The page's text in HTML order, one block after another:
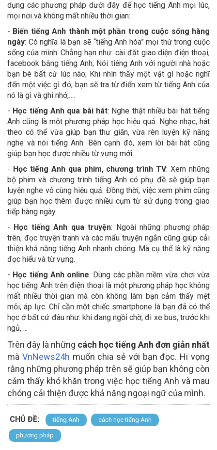
dụng các phương pháp dưới đây để học tiếng Anh mọi lúc,
mọi nơi và không mất nhiều thời gian:
- Biến tiếng Anh thành một phần trong cuộc sống hàng
ngày: Có nghĩa là bạn sẽ “tiếng Anh hóa” mọi thứ trong cuộc
sống của mình. Chẳng hạn như: cài đặt giao diện điện thoại,
facebook bằng tiếng Anh; Nói tiếng Anh với người nhà hoặc
bạn bè bất cứ lúc nào; Khi nhìn thấy một vật gì hoặc nghĩ
đến một việc gì đó, bạn sẽ tra từ điển xem từ tiếng Anh của
nó là gì và ghi nhớ,….
- Học tiếng Anh qua bài hát: Nghe thật nhiều bài hát tiếng
Anh cũng là một phương pháp học hiệu quả. Nghe nhạc, hát
theo có thể vừa giúp bạn thư giãn, vừa rèn luyện kỹ năng
nghe và nói tiếng Anh. Bên cạnh đó, xem lời bài hát cũng
giúp bạn học được nhiều từ vựng mới.
- Học tiếng Anh qua phim, chương trình TV: Xem những
bộ phim và chương trình tiếng Anh có phụ đề sẽ giúp bạn
luyện nghe vô cùng hiệu quả. Đồng thời, việc xem phim cũng
giúp bạn học thêm được nhiều cụm từ sử dụng trong giao
tiếp hàng ngày.
- Học tiếng Anh qua truyện: Ngoài những phương pháp
trên, đọc truyện tranh và các mẩu truyện ngắn cũng giúp cải
thiện khả năng tiếng Anh nhanh chóng. Mà cụ thể là kỹ năng
đọc hiểu và từ vựng.
- Học tiếng Anh online: Dùng các phần mềm vừa chơi vừa
học tiếng Anh trên điện thoại là một phương pháp học không
mất nhiều thời gian mà còn không làm bạn cảm thấy mệt
mỏi, áp lực. Chỉ cần một chiếc smartphone là bạn đã có thể
học ở bất cứ đâu như: khi đang ngồi chờ, đi xe bus, trước khi
ngủ,….
Trên đây là những cách học tiếng Anh đơn giản nhất
mà VnNews24h muốn chia sẻ với bạn đọc. Hi vọng
rằng những phương pháp trên sẽ giúp bạn không còn
cảm thấy khó khăn trong việc học tiếng Anh và mau
chóng cải thiện được khả năng ngoại ngữ của mình.
CHỦ ĐỀ: tiếng Anh cách học tiếng Anh
phương pháp